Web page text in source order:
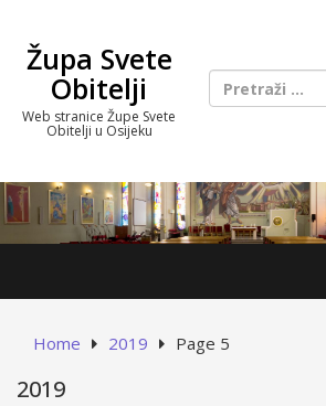
contentŽupa Svete
Obitelji
Web stranice Župe Svete
Obitelji u Osijeku
Home 2019 Page 5
2019